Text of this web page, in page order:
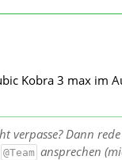
Kobra 3 max im
verpasse? Dann
@Team ansprechen